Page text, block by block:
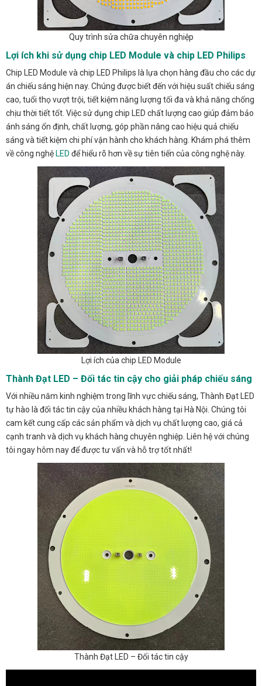
Quy trình sửa chữa chuyên nghiệp
Lợi ích khi sử dụng chip LED Module và chip LED Philips
Chip LED Module và chip LED Philips là lựa chọn hàng đầu cho các dự
án chiếu sáng hiện nay. Chúng được biết đến với hiệu suất chiếu sáng
cao, tuổi thọ vượt trội, tiết kiệm năng lượng tối đa và khả năng chống
chịu thời tiết tốt. Việc sử dụng chip LED chất lượng cao giúp đảm bảo
ánh sáng ổn định, chất lượng, góp phần nâng cao hiệu quả chiếu
sáng và tiết kiệm chi phí vận hành cho khách hàng. Khám phá thêm
về công nghệ LED để hiểu rõ hơn về sự tiên tiến của công nghệ này.
Lợi ích của chip LED Module
Thành Đạt LED – Đối tác tin cậy cho giải pháp chiếu sáng
Với nhiều năm kinh nghiệm trong lĩnh vực chiếu sáng, Thành Đạt LED
tự hào là đối tác tin cậy của nhiều khách hàng tại Hà Nội. Chúng tôi
cam kết cung cấp các sản phẩm và dịch vụ chất lượng cao, giá cả
cạnh tranh và dịch vụ khách hàng chuyên nghiệp. Liên hệ với chúng
tôi ngay hôm nay để được tư vấn và hỗ trợ tốt nhất!
Thành Đạt LED – Đối tác tin cậy